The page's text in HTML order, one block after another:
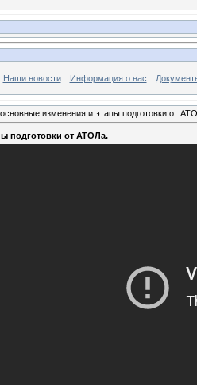
Наши новости Информация о нас
изменения и этапы подготовки от
подготовки от АТОЛа.